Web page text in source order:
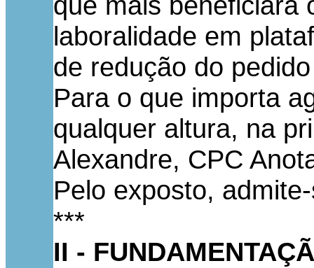
laboralidade em
de redução do
Para o que importa
qualquer altura, na
Alexandre, CPC
Pelo exposto,
***
II -